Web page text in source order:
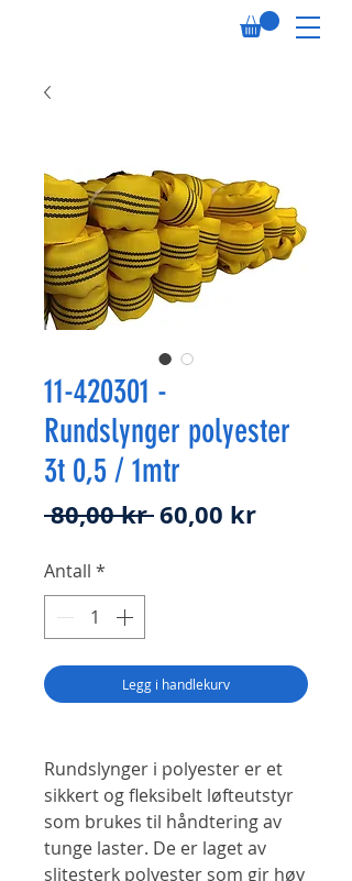
11-420301 -
Rundslynger polyester
3t 0,5 / 1mtr
80,00 kr Vanlig
60,00 krSalgspris
Antall *
Legg i handlekurv
Rundslynger i polyester er et
sikkert og fleksibelt løfteutstyr
som brukes til håndtering av
tunge laster. De er laget av
slitesterk polyester som gir høy